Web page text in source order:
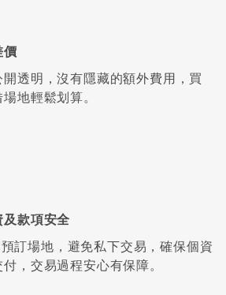
價
透明，沒有隱藏的額外費用，買
地輕鬆划算。
款項安全
訂場地，避免私下交易，確保個資
，交易過程安心有保障。